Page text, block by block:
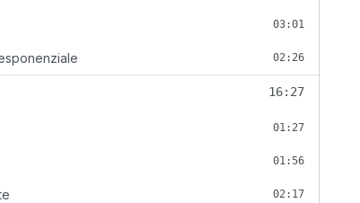
03:01
02:26
16:27
01:27
01:56
02:17